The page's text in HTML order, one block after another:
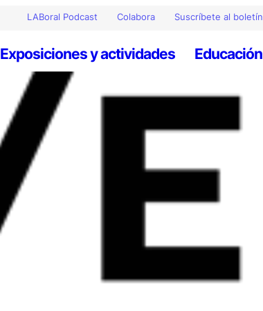
LABoral Podcast Colabora Suscríbete al boletín
Exposiciones y actividades Educación